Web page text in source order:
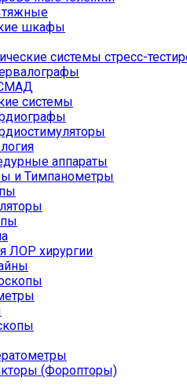
шкафы
системы стресс-
системы
аппараты
и Тимпанометры
ЛОР хирургии
(Форопторы)